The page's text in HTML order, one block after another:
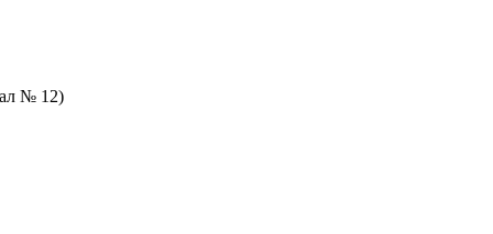
№ 12)